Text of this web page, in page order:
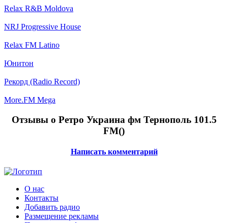
Relax R&B Moldova
NRJ Progressive House
Relax FM Latino
Юнитон
Рекорд (Radio Record)
More.FM Mega
Отзывы о Ретро Украина фм Тернополь 101.5
FM()
Написать комментарий
О нас
Контакты
Добавить радио
Размещение рекламы